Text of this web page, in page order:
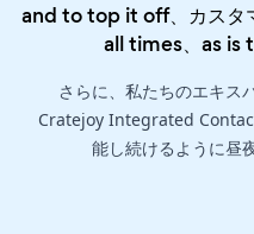
and to top it off、カスタ
all times、as is
さらに、私たちのエキス
Cratejoy Integrated
能し続けるように昼